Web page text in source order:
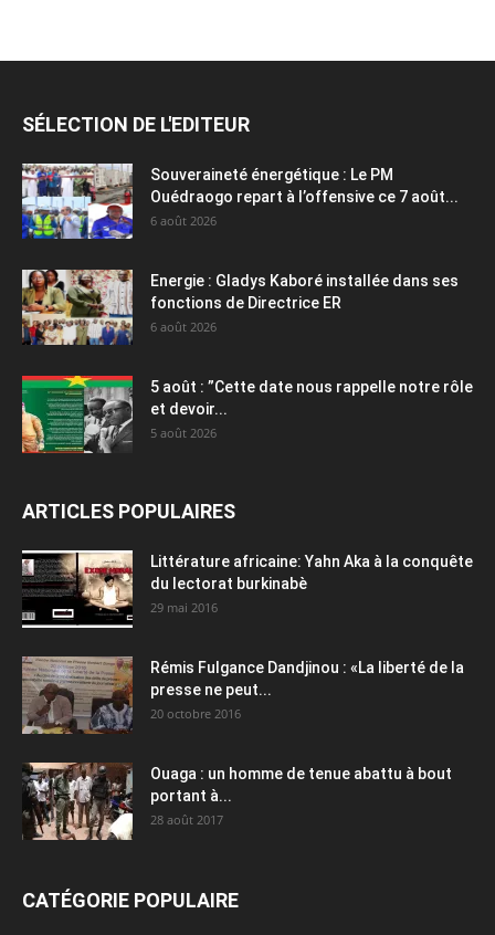
SÉLECTION DE L'EDITEUR
Souveraineté énergétique : Le PM
Ouédraogo repart à l’offensive ce 7 août...
6 août 2026
Energie : Gladys Kaboré installée dans ses
fonctions de Directrice ER
6 août 2026
5 août : ”Cette date nous rappelle notre rôle
et devoir...
5 août 2026
ARTICLES POPULAIRES
Littérature africaine: Yahn Aka à la conquête
du lectorat burkinabè
29 mai 2016
Rémis Fulgance Dandjinou : «La liberté de la
presse ne peut...
20 octobre 2016
Ouaga : un homme de tenue abattu à bout
portant à...
28 août 2017
CATÉGORIE POPULAIRE